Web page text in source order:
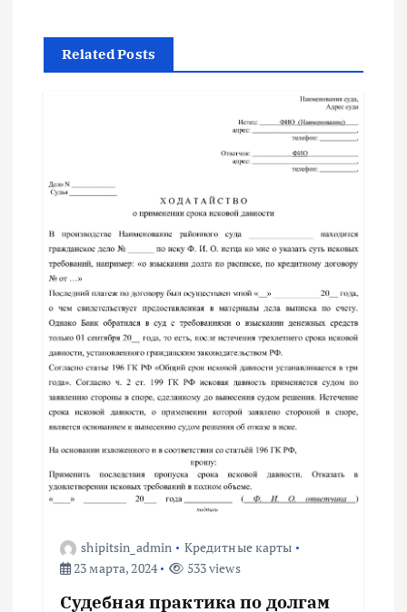
а
ц
п
о
з
а
п
и
с
Related Posts
shipitsin_admin
Кредитные карты
23 марта, 2024
533 views
Судебная практика по долгам